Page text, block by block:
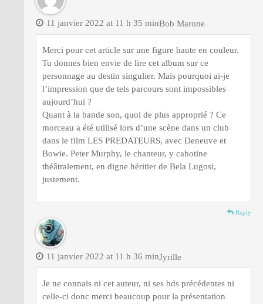
Bob Marone
11 janvier 2022 at 11 h 35 min
Merci pour cet article sur une figure haute en couleur.
Tu donnes bien envie de lire cet album sur ce
personnage au destin singulier. Mais pourquoi ai-je
l’impression que de tels parcours sont impossibles
aujourd’hui ?
Quant à la bande son, quoi de plus approprié ? Ce
morceau a été utilisé lors d’une scène dans un club
dans le film LES PREDATEURS, avec Deneuve et
Bowie. Peter Murphy, le chanteur, y cabotine
théâtralement, en digne héritier de Bela Lugosi,
justement.
Reply
Jyrille
11 janvier 2022 at 11 h 36 min
Je ne connais ni cet auteur, ni ses bds précédentes ni
celle-ci donc merci beaucoup pour la présentation